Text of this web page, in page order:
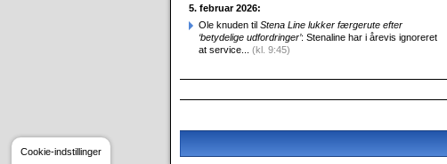
5. februar 2026:
Ole knuden til Stena Line lukker færgerute efter
‘betydelige udfordringer’: Stenaline har i årevis ignoreret
at service... (kl. 9:45)
Cookie-indstillinger